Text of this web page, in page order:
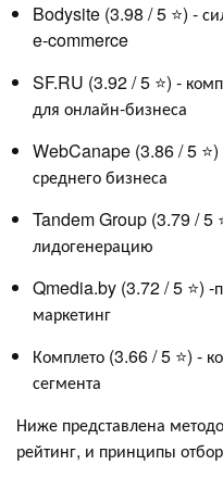
Bodysite (3.98 / 5 ⭐) -
e-commerce
SF.RU (3.92 / 5 ⭐) -
для онлайн-бизнеса
WebCanape (3.86 / 5
среднего бизнеса
Tandem Group (3.79 / 5
лидогенерацию
Qmedia.by (3.72 / 5 ⭐) -
маркетинг
Комплето (3.66 / 5 ⭐) -
сегмента
Ниже представлена
рейтинг, и принципы